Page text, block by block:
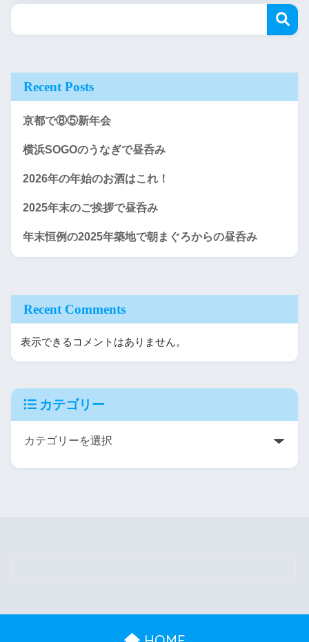
Recent Posts
京都で⑧⑤新年会
横浜SOGOのうなぎで昼呑み
2026年の年始のお酒はこれ！
2025年末のご挨拶で昼呑み
年末恒例の2025年築地で朝まぐろからの昼呑み
Recent Comments
表示できるコメントはありません。
カテゴリー